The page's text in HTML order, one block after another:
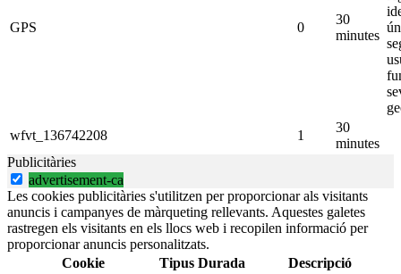
GPS 0
30
minutes
wfvt_136742208
1
30
minutes
Publicitàries
advertisement-ca
Les cookies publicitàries s'utilitzen per proporcionar als visitants
anuncis i campanyes de màrqueting rellevants. Aquestes galetes
rastregen els visitants en els llocs web i recopilen informació per
proporcionar anuncis personalitzats.
Cookie
Tipus Durada Descripció